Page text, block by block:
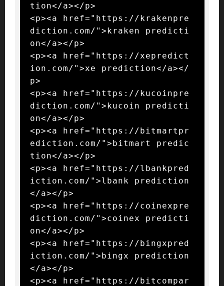
tion</a></p>
<p><a href="https://krakenpre
diction.com/">kraken predicti
on</a></p>
<p><a href="https://xepredict
ion.com/">xe prediction</a></
p>
<p><a href="https://kucoinpre
diction.com/">kucoin predicti
on</a></p>
<p><a href="https://bitmartpr
ediction.com/">bitmart predic
tion</a></p>
<p><a href="https://lbankpred
iction.com/">lbank prediction
</a></p>
<p><a href="https://coinexpre
diction.com/">coinex predicti
on</a></p>
<p><a href="https://bingxpred
iction.com/">bingx prediction
</a></p>
<p><a href="https://bitcompar